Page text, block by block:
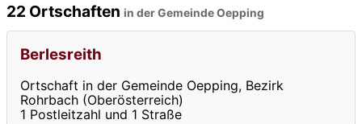
22 Ortschaften in der Gemeinde Oepping
Berlesreith
Ortschaft in der Gemeinde Oepping, Bezirk
Rohrbach (Oberösterreich)
1 Postleitzahl und 1 Straße